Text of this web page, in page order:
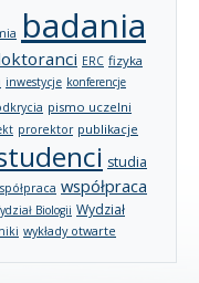
badania
ERC fizyka
inwestycje konferencje
pismo uczelni
prorektor publikacje
studia
współpraca
Biologii Wydział
wykłady otwarte